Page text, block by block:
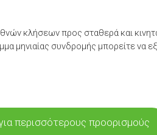
κλήσεων προς σταθερά και
συνδρομής μπορείτε να
περισσότερους προορισμούς